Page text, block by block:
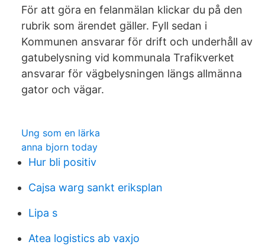
För att göra en felanmälan klickar du på den
rubrik som ärendet gäller. Fyll sedan i
Kommunen ansvarar för drift och underhåll av
gatubelysning vid kommunala Trafikverket
ansvarar för vägbelysningen längs allmänna
gator och vägar.
Ung som en lärka
anna bjorn today
Hur bli positiv
Cajsa warg sankt eriksplan
Lipa s
Atea logistics ab vaxjo